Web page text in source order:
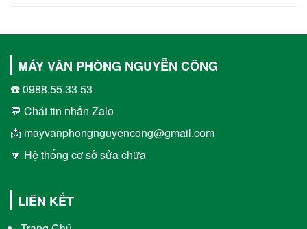
MÁY VĂN PHÒNG NGUYỄN CÔNG
☎️ 0988.55.33.53
💬 Chát tin nhắn Zalo
📩 mayvanphongnguyencong@gmail.com
🔽 Hệ thống cơ sở sửa chữa
LIÊN KẾT